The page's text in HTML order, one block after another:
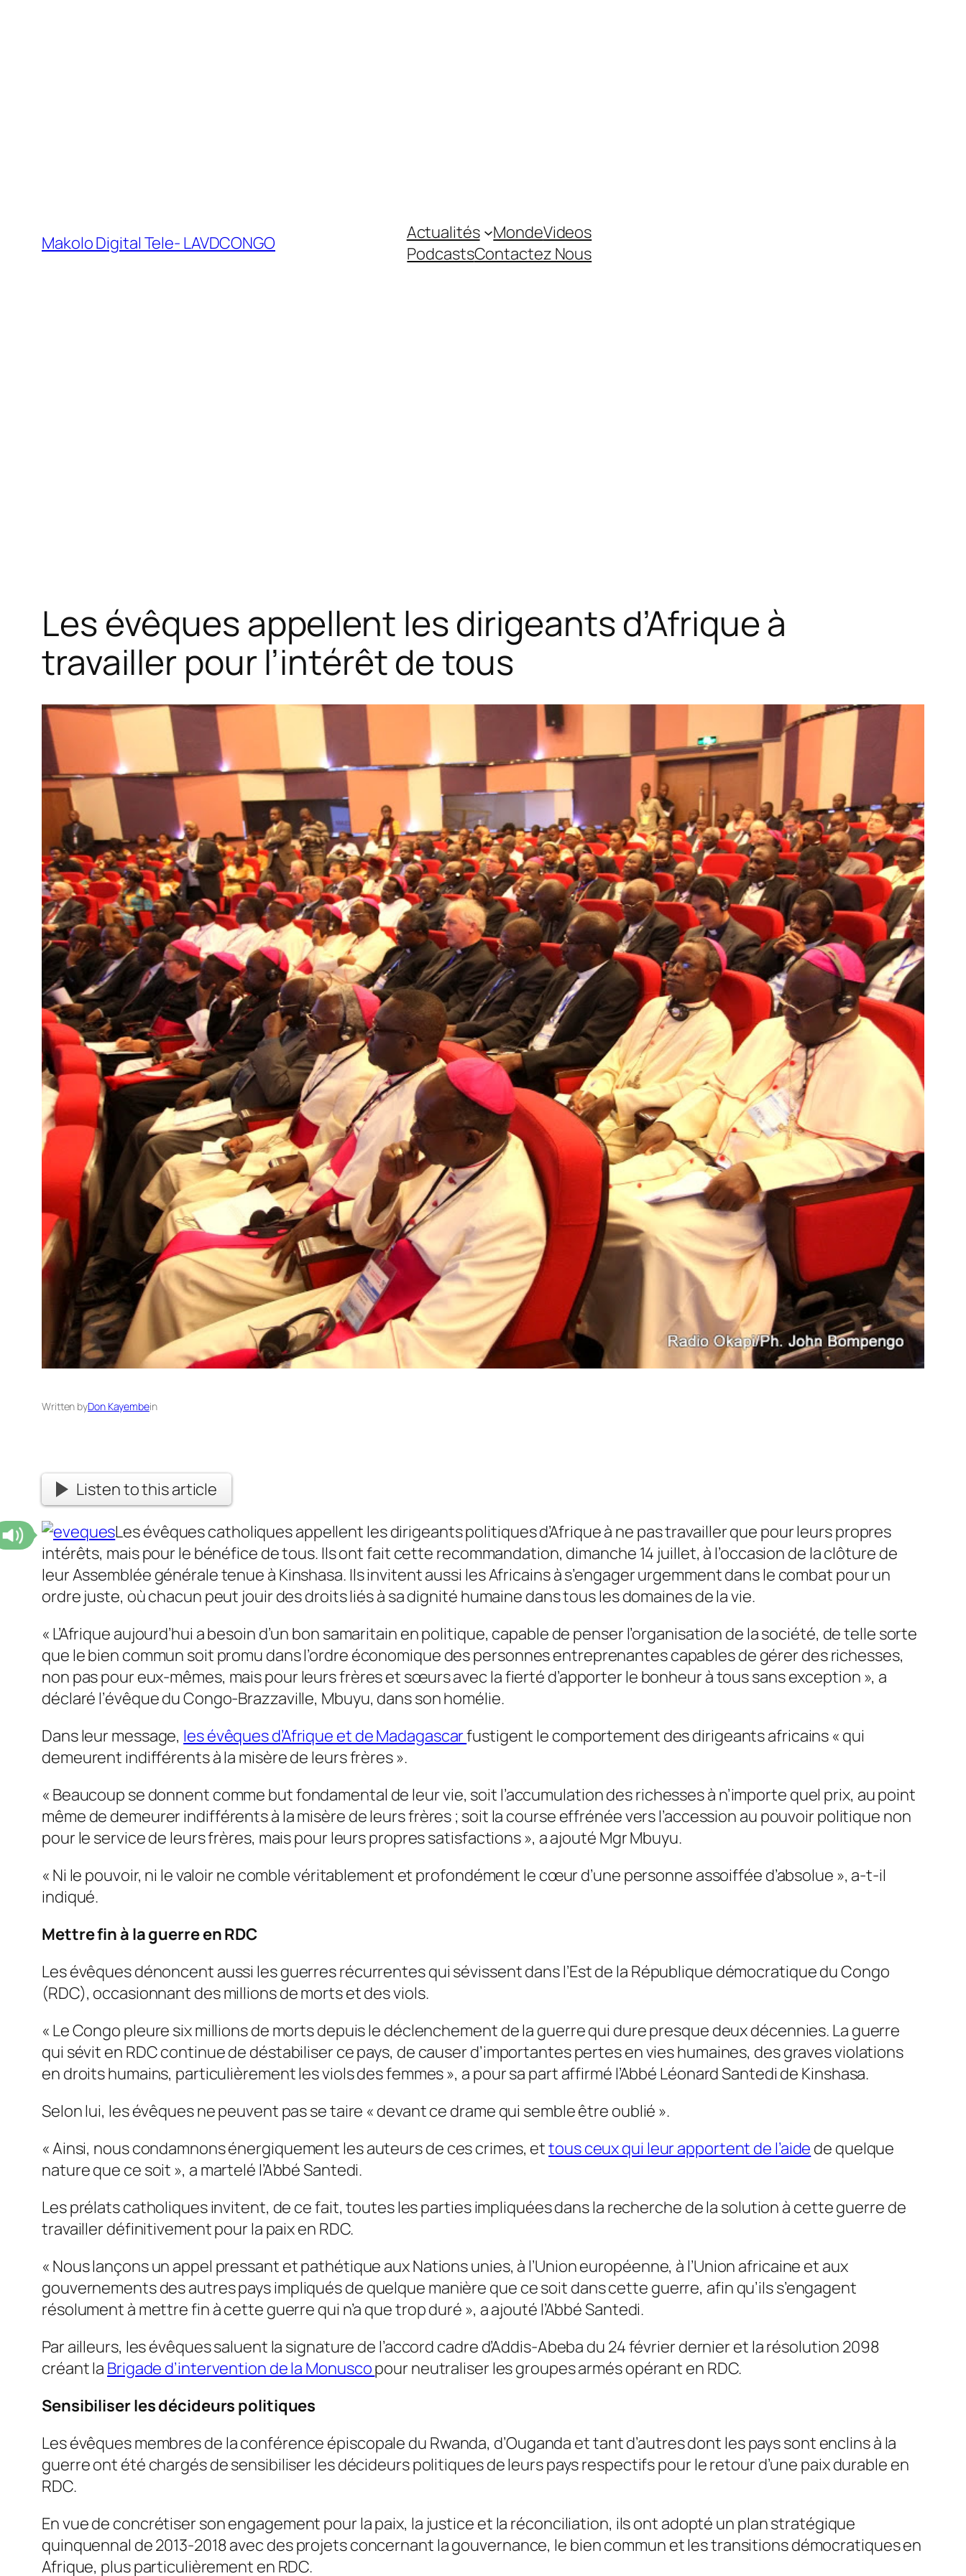
Makolo Digital Tele- LAVDCONGO Actualités MondeVideos
PodcastsContactez Nous
Les évêques appellent les dirigeants d’Afrique à
travailler pour l’intérêt de tous
Written byDon Kayembein
Listen to this article
Les évêques catholiques appellent les dirigeants politiques d’Afrique à ne pas travailler que pour leurs propres
intérêts, mais pour le bénéfice de tous. Ils ont fait cette recommandation, dimanche 14 juillet, à l’occasion de la clôture de
leur Assemblée générale tenue à Kinshasa. Ils invitent aussi les Africains à s’engager urgemment dans le combat pour un
ordre juste, où chacun peut jouir des droits liés à sa dignité humaine dans tous les domaines de la vie.
« L’Afrique aujourd’hui a besoin d’un bon samaritain en politique, capable de penser l’organisation de la société, de telle sorte
que le bien commun soit promu dans l’ordre économique des personnes entreprenantes capables de gérer des richesses,
non pas pour eux-mêmes, mais pour leurs frères et sœurs avec la fierté d’apporter le bonheur à tous sans exception », a
déclaré l’évêque du Congo-Brazzaville, Mbuyu, dans son homélie.
Dans leur message, les évêques d’Afrique et de Madagascarfustigent le comportement des dirigeants africains « qui
demeurent indifférents à la misère de leurs frères ».
« Beaucoup se donnent comme but fondamental de leur vie, soit l’accumulation des richesses à n’importe quel prix, au point
même de demeurer indifférents à la misère de leurs frères ; soit la course effrénée vers l’accession au pouvoir politique non
pour le service de leurs frères, mais pour leurs propres satisfactions », a ajouté Mgr Mbuyu.
« Ni le pouvoir, ni le valoir ne comble véritablement et profondément le cœur d’une personne assoiffée d’absolue », a-t-il
indiqué.
Mettre fin à la guerre en RDC
Les évêques dénoncent aussi les guerres récurrentes qui sévissent dans l’Est de la République démocratique du Congo
(RDC), occasionnant des millions de morts et des viols.
« Le Congo pleure six millions de morts depuis le déclenchement de la guerre qui dure presque deux décennies. La guerre
qui sévit en RDC continue de déstabiliser ce pays, de causer d’importantes pertes en vies humaines, des graves violations
en droits humains, particulièrement les viols des femmes », a pour sa part affirmé l’Abbé Léonard Santedi de Kinshasa.
Selon lui, les évêques ne peuvent pas se taire « devant ce drame qui semble être oublié ».
« Ainsi, nous condamnons énergiquement les auteurs de ces crimes, ettous ceux qui leur apportent de l’aide de quelque
nature que ce soit », a martelé l’Abbé Santedi.
Les prélats catholiques invitent, de ce fait, toutes les parties impliquées dans la recherche de la solution à cette guerre de
travailler définitivement pour la paix en RDC.
« Nous lançons un appel pressant et pathétique aux Nations unies, à l’Union européenne, à l’Union africaine et aux
gouvernements des autres pays impliqués de quelque manière que ce soit dans cette guerre, afin qu’ils s’engagent
résolument à mettre fin à cette guerre qui n’a que trop duré », a ajouté l’Abbé Santedi.
Par ailleurs, les évêques saluent la signature de l’accord cadre d’Addis-Abeba du 24 février dernier et la résolution 2098
créant la Brigade d’intervention de la Monuscopour neutraliser les groupes armés opérant en RDC.
Sensibiliser les décideurs politiques
Les évêques membres de la conférence épiscopale du Rwanda, d’Ouganda et tant d’autres dont les pays sont enclins à la
guerre ont été chargés de sensibiliser les décideurs politiques de leurs pays respectifs pour le retour d’une paix durable en
RDC.
En vue de concrétiser son engagement pour la paix, la justice et la réconciliation, ils ont adopté un plan stratégique
quinquennal de 2013-2018 avec des projets concernant la gouvernance, le bien commun et les transitions démocratiques en
Afrique, plus particulièrement en RDC.